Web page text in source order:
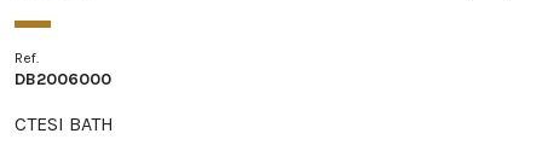
Ref.
DB2006000
CTESI BATH